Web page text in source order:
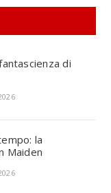
di
la
Maiden